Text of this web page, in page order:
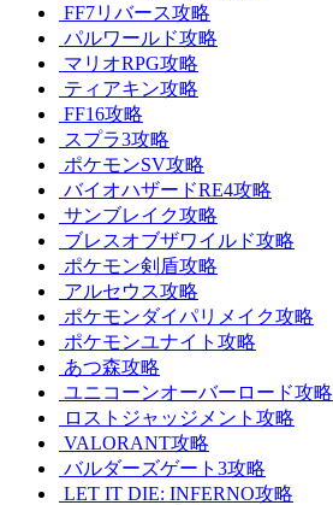
FF7リバース攻略
パルワールド攻略
マリオRPG攻略
ティアキン攻略
FF16攻略
スプラ3攻略
ポケモンSV攻略
バイオハザードRE4攻略
サンブレイク攻略
ブレスオブザワイルド攻略
ポケモン剣盾攻略
アルセウス攻略
ポケモンダイパリメイク攻略
ポケモンユナイト攻略
あつ森攻略
ユニコーンオーバーロード攻略
ロストジャッジメント攻略
VALORANT攻略
バルダーズゲート3攻略
LET IT DIE: INFERNO攻略